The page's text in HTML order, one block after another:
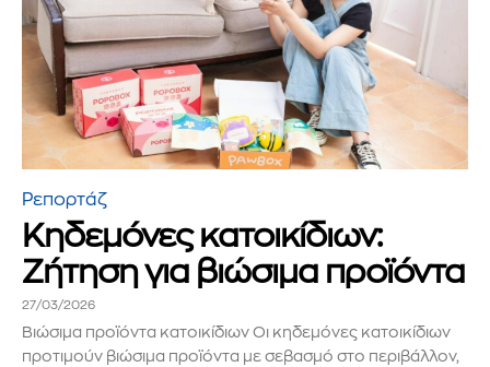
Ρεπορτάζ
Κηδεμόνες κατοικίδιων:
Ζήτηση για βιώσιμα προϊόντα
27/03/2026
Βιώσιμα προϊόντα κατοικίδιων Οι κηδεμόνες κατοικίδιων
προτιμούν βιώσιμα προϊόντα με σεβασμό στο περιβάλλον,